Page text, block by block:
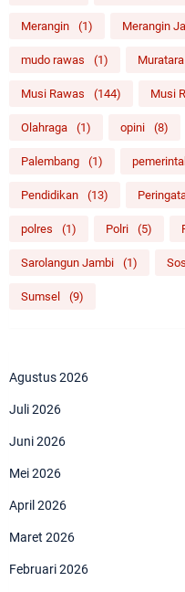
Merangin (1) Merangin
mudo rawas (1) Muratara
Musi Rawas (144) Musi
Olahraga (1) opini (8)
Palembang (1)
Pendidikan (13)
polres (1) Polri (5)
Sarolangun Jambi (1)
Sumsel (9)
Agustus 2026
Juli 2026
Juni 2026
Mei 2026
April 2026
Maret 2026
Februari 2026